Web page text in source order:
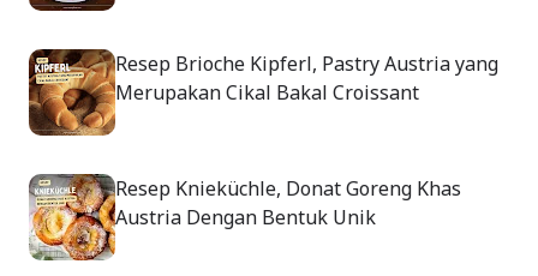
Resep Brioche Kipferl, Pastry Austria yang
Merupakan Cikal Bakal Croissant
Resep Knieküchle, Donat Goreng Khas
Austria Dengan Bentuk Unik